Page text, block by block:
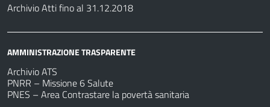
Archivio Atti fino al 31.12.2018
AMMINISTRAZIONE TRASPARENTE
Archivio ATS
PNRR – Missione 6 Salute
PNES – Area Contrastare la povertà sanitaria